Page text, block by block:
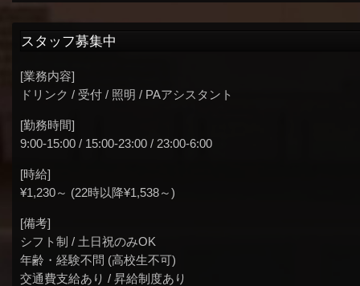
スタッフ募集中
[業務内容]
ドリンク / 受付 / 照明 / PAアシスタント
[勤務時間]
9:00-15:00 / 15:00-23:00 / 23:00-6:00
[時給]
¥1,230～ (22時以降¥1,538～)
[備考]
シフト制 / 土日祝のみOK
年齢・経験不問 (高校生不可)
交通費支給あり / 昇給制度あり